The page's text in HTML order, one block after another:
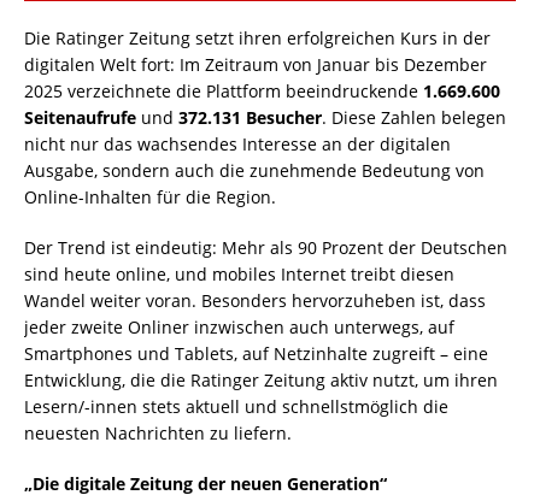
Die Ratinger Zeitung setzt ihren erfolgreichen Kurs in der
digitalen Welt fort: Im Zeitraum von Januar bis Dezember
2025 verzeichnete die Plattform beeindruckende 1.669.600
Seitenaufrufe und 372.131 Besucher. Diese Zahlen belegen
nicht nur das wachsendes Interesse an der digitalen
Ausgabe, sondern auch die zunehmende Bedeutung von
Online-Inhalten für die Region.
Der Trend ist eindeutig: Mehr als 90 Prozent der Deutschen
sind heute online, und mobiles Internet treibt diesen
Wandel weiter voran. Besonders hervorzuheben ist, dass
jeder zweite Onliner inzwischen auch unterwegs, auf
Smartphones und Tablets, auf Netzinhalte zugreift – eine
Entwicklung, die die Ratinger Zeitung aktiv nutzt, um ihren
Lesern/-innen stets aktuell und schnellstmöglich die
neuesten Nachrichten zu liefern.
„Die digitale Zeitung der neuen Generation“